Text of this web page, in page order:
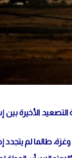
الأخيرة بين
طالما لم يتجدد